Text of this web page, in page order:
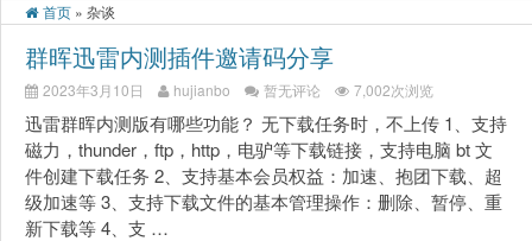
首页 » 杂谈
群晖迅雷内测插件邀请码分享
2023年3月10日 hujianbo 暂无评论 7,002次浏览
迅雷群晖内测版有哪些功能？ 无下载任务时，不上传 1、支持
磁力，thunder，ftp，http，电驴等下载链接，支持电脑 bt 文
件创建下载任务 2、支持基本会员权益：加速、抱团下载、超
级加速等 3、支持下载文件的基本管理操作：删除、暂停、重
新下载等 4、支 …